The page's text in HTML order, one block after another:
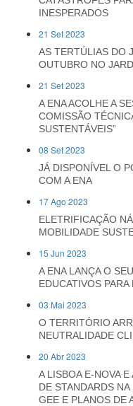
INESPERADOS
21 Set 2023
AS TERTÚLIAS DO
OUTUBRO NO
21 Set 2023
A ENA ACOLHE A
COMISSÃO
SUSTENTÁVEIS”
08 Set 2023
JÁ DISPONÍVEL O
COM A ENA
17 Ago 2023
ELETRIFICAÇÃO
MOBILIDADE
15 Jun 2023
A ENA LANÇA O
EDUCATIVOS
03 Mai 2023
O TERRITÓRIO
NEUTRALIDADE
20 Abr 2023
A LISBOA E-NOVA
DE STANDARDS
GEE E PLANOS DE